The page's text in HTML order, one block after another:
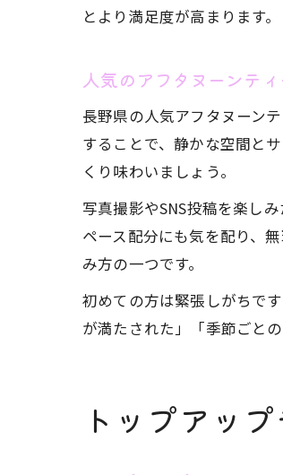
とより満足度が高まります
人気のアフタヌーンテ
長野県の人気アフタヌーン
することで、静かな空間と
くり味わいましょう。
写真撮影やSNS投稿を楽し
ペース配分にも気を配り、
み方の一つです。
初めての方は緊張しがちで
が満たされた」「季節ごと
トップアッ